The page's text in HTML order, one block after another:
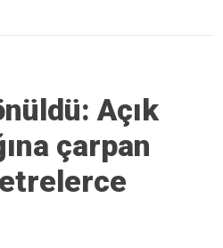
Açık
çarpan